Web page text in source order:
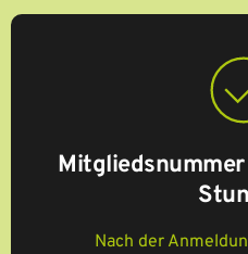
Nach der